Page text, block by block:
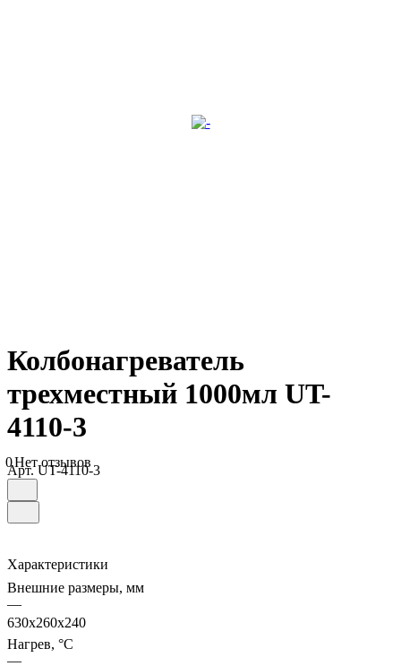
Колбонагреватель
трехместный 1000мл UT-
4110-3
0Нет отзывов
Арт.UT-4110-3
Характеристики
Внешние размеры, мм
—
630х260х240
Нагрев, °С
—